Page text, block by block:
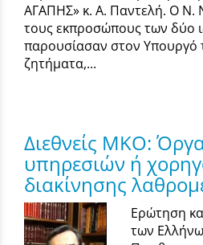
ΑΓΑΠΗΣ» κ. Α. Παντελή. Ο Ν.
τους εκπροσώπους των δύο
παρουσίασαν στον
ζητήματα,...
Διεθνείς ΜΚΟ:
υπηρεσιών ή
διακίνησης
Ερώτηση
των